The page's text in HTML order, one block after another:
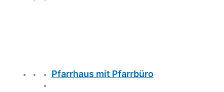
Pfarrhaus mit Pfarrbüro